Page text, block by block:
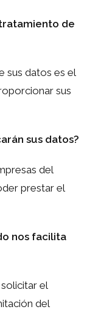
de
sus datos es el
sus
sus datos?
del
prestar el
nos facilita
el
del